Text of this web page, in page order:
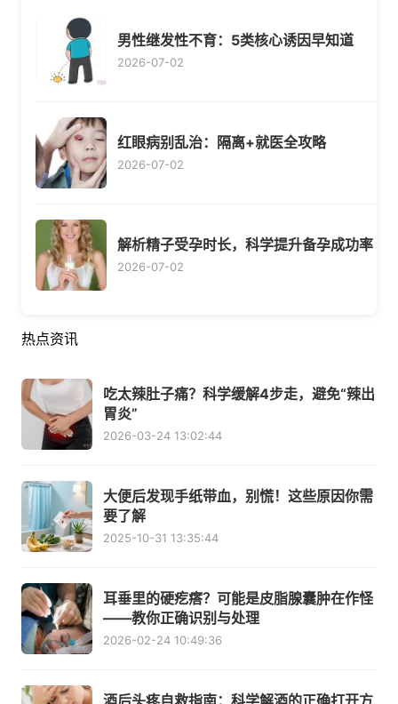
男性继发性不育：5类核心诱因早知道
2026-07-02
红眼病别乱治：隔离+就医全攻略
2026-07-02
解析精子受孕时长，科学提升备孕成功率
2026-07-02
热点资讯
吃太辣肚子痛？科学缓解4步走，避免“辣出
胃炎”
2026-03-24 13:02:44
大便后发现手纸带血，别慌！这些原因你需
要了解
2025-10-31 13:35:44
耳垂里的硬疙瘩？可能是皮脂腺囊肿在作怪
——教你正确识别与处理
2026-02-24 10:49:36